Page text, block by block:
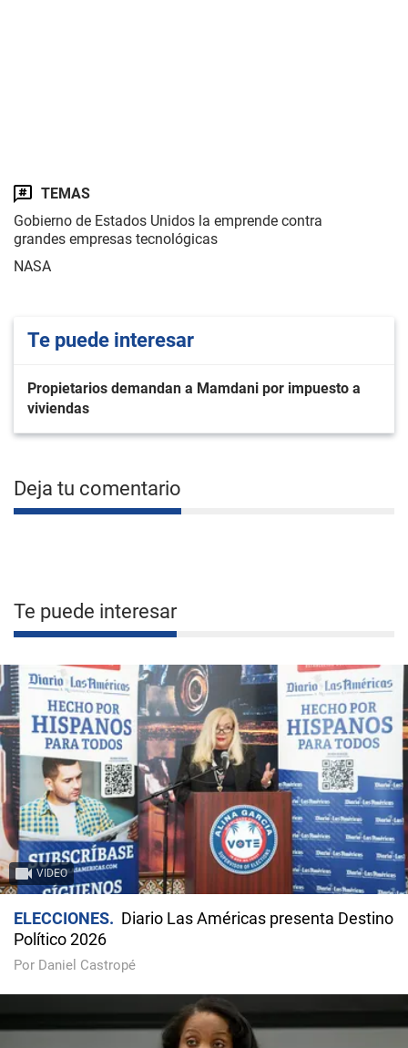
TEMAS
Gobierno de Estados Unidos la emprende contra
grandes empresas tecnológicas
NASA
Te puede interesar
Propietarios demandan a Mamdani por impuesto a
viviendas
Deja tu comentario
Te puede interesar
VIDEO
ELECCIONES
Diario Las Américas presenta Destino
Político 2026
Por Daniel Castropé